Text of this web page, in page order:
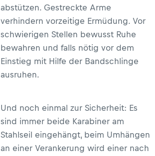
abstützen. Gestreckte Arme
verhindern vorzeitige Ermüdung. Vor
schwierigen Stellen bewusst Ruhe
bewahren und falls nötig vor dem
Einstieg mit Hilfe der Bandschlinge
ausruhen.
Und noch einmal zur Sicherheit: Es
sind immer beide Karabiner am
Stahlseil eingehängt, beim Umhängen
an einer Verankerung wird einer nach